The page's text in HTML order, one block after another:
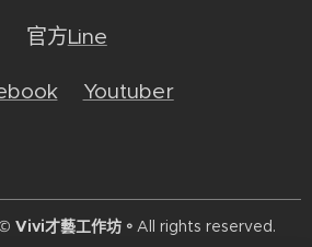
官方Line
Youtuber
Vivi才藝工作坊。 All rights reserved.